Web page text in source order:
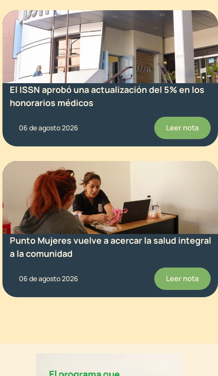
El ISSN aprobó una actualización del 5% en los
honorarios médicos
06 de agosto 2026 Leer nota
Punto Mujeres vuelve a acercar la salud integral
a la comunidad
06 de agosto 2026 Leer nota